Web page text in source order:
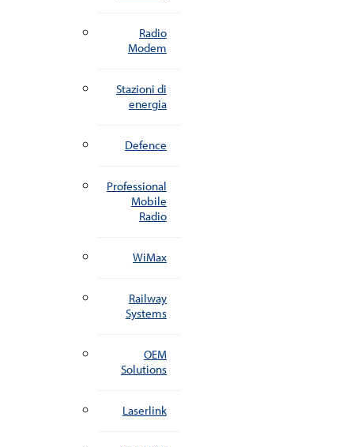
Radio
Modem
Stazioni di
energia
Defence
Professional
Mobile
Radio
WiMax
Railway
Systems
OEM
Solutions
Laserlink